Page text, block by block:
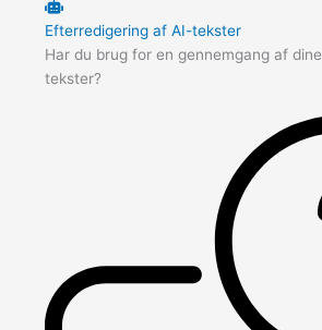
Efterredigering af AI-tekster
Har du brug for en gennemgang af
tekster?